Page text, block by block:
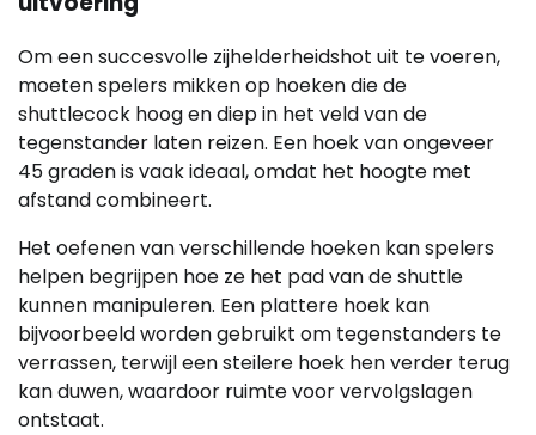
Om een succesvolle zijhelderheidshot uit te voeren,
moeten spelers mikken op hoeken die de
shuttlecock hoog en diep in het veld van de
tegenstander laten reizen. Een hoek van ongeveer
45 graden is vaak ideaal, omdat het hoogte met
afstand combineert.
Het oefenen van verschillende hoeken kan spelers
helpen begrijpen hoe ze het pad van de shuttle
kunnen manipuleren. Een plattere hoek kan
bijvoorbeeld worden gebruikt om tegenstanders te
verrassen, terwijl een steilere hoek hen verder terug
kan duwen, waardoor ruimte voor vervolgslagen
ontstaat.